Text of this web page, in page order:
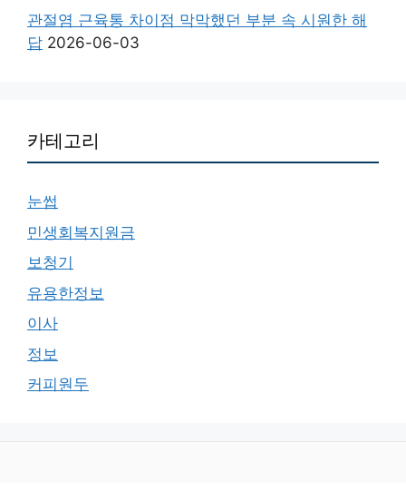
관절염 근육통 차이점 막막했던 부분 속 시원한 해
답 2026-06-03
카테고리
눈썹
민생회복지원금
보청기
유용한정보
이사
정보
커피원두